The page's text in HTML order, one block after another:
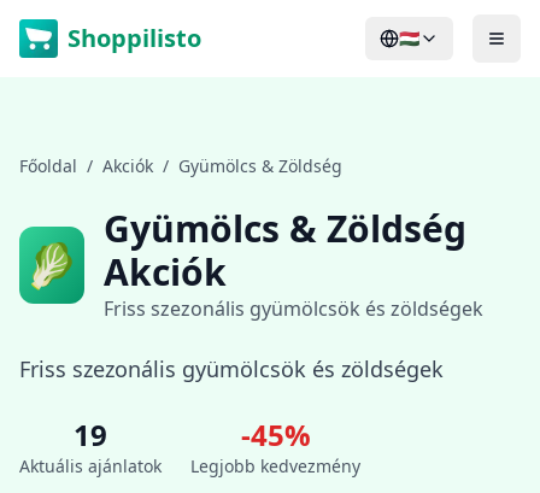
Shoppilisto 🇭🇺
Főoldal / Akciók / Gyümölcs & Zöldség
🥬
Gyümölcs & Zöldség
Akciók
Friss szezonális gyümölcsök és zöldségek
Friss szezonális gyümölcsök és zöldségek
19
Aktuális ajánlatok
-45%
Legjobb kedvezmény